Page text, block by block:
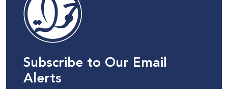
Subscribe to Our Email
Alerts